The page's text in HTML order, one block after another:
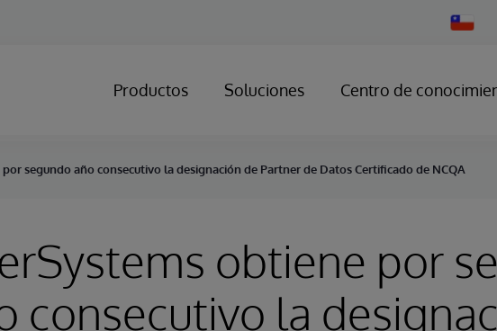
Change
Country
Productos Soluciones Centro de
segundo año consecutivo la designación de Partner de Datos Certificado de NCQA
obtiene por
consecutivo la